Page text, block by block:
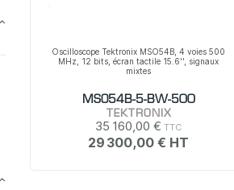
Oscilloscope Tektronix MSO54B, 4 voies 500
MHz, 12 bits, écran tactile 15.6'', signaux
mixtes
MSO54B-5-BW-500
TEKTRONIX
35 160,00 €
29 300,00 €